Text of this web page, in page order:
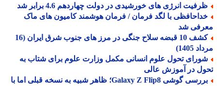
انرژی های خورشیدی در دولت چهاردهم 4.6 برابر شد
با لگد فرمان / فرمان هوشمند کامیون های ماک
شد
کشف 10 قبضه سلاح جنگی در مرز های جنوب شرق ایران (16
1405)
تحول علوم انسانی مکمل وزارت علوم برای شتاب به
در آموزش عالی
بررسی گوشی Galaxy Z Flip8؛ ظاهر شبیه به نسخه قبلی اما با